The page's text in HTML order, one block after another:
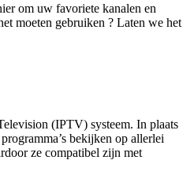
om uw favoriete kanalen en
moeten gebruiken ? Laten we het
(IPTV) systeem. In plaats
bekijken op allerlei
ze compatibel zijn met